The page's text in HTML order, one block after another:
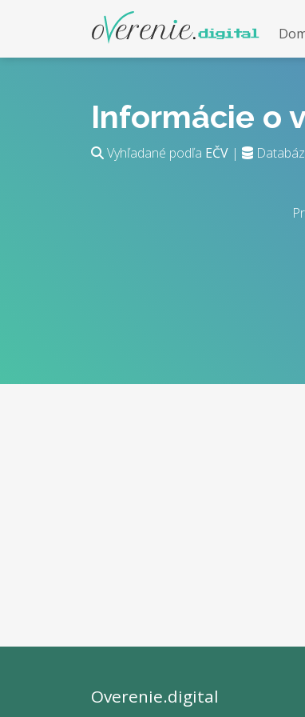
Informácie o
Vyhľadané podľa EČV |
Overenie.digital